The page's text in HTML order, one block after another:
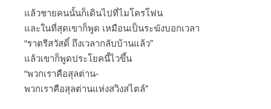
แล้วชายคนนั้นก็เดินไปที่ไมโครโฟน
และในที่สุดเขาก็พูด เหมือนเป็นระฆังบอกเวลา
“ราตรีสวัสดิ์ ถึงเวลากลับบ้านแล้ว”
แล้วเขาก็พูดประโยคนี้ไวขึ้น
“พวกเราคือสุลต่าน-
พวกเราคือสุลต่านแห่งสวิงสไตล์”